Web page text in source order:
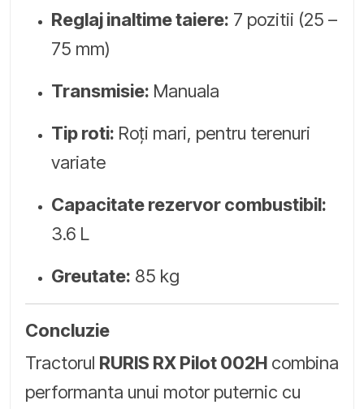
Reglaj inaltime taiere: 7 pozitii (25 –
75 mm)
Transmisie: Manuala
Tip roti: Roți mari, pentru terenuri
variate
Capacitate rezervor combustibil:
3.6 L
Greutate: 85 kg
Concluzie
Tractorul RURIS RX Pilot 002H combina
performanta unui motor puternic cu